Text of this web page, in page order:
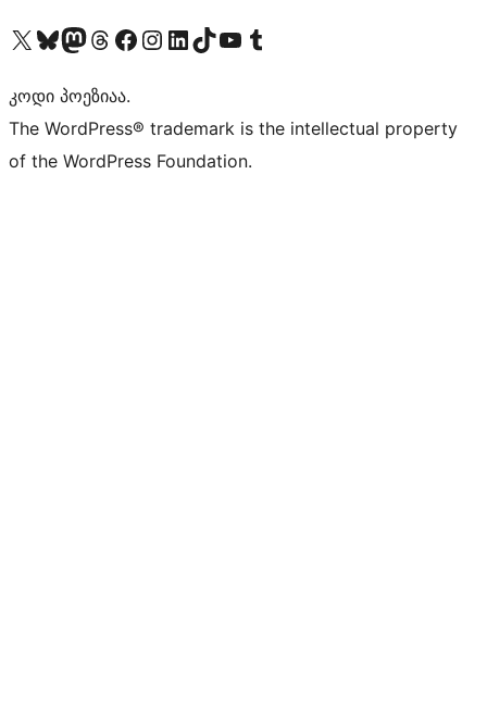
Visit our X (formerly Twitter) account
Visit our Bluesky account
Visit our Mastodon account
Visit our Threads account
Visit our Facebook page
Visit our Instagram account
Visit our LinkedIn account
Visit our TikTok account
Visit our YouTube channel
Visit our Tumblr account
კოდი პოეზიაა.
The WordPress® trademark is the intellectual property
of the WordPress Foundation.